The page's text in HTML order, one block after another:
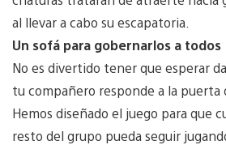
al llevar a cabo su escapatoria.
Un sofá para gobernarlos a todos
No es divertido tener que esperar
tu compañero responde a la puerta
Hemos diseñado el juego para que
resto del grupo pueda seguir